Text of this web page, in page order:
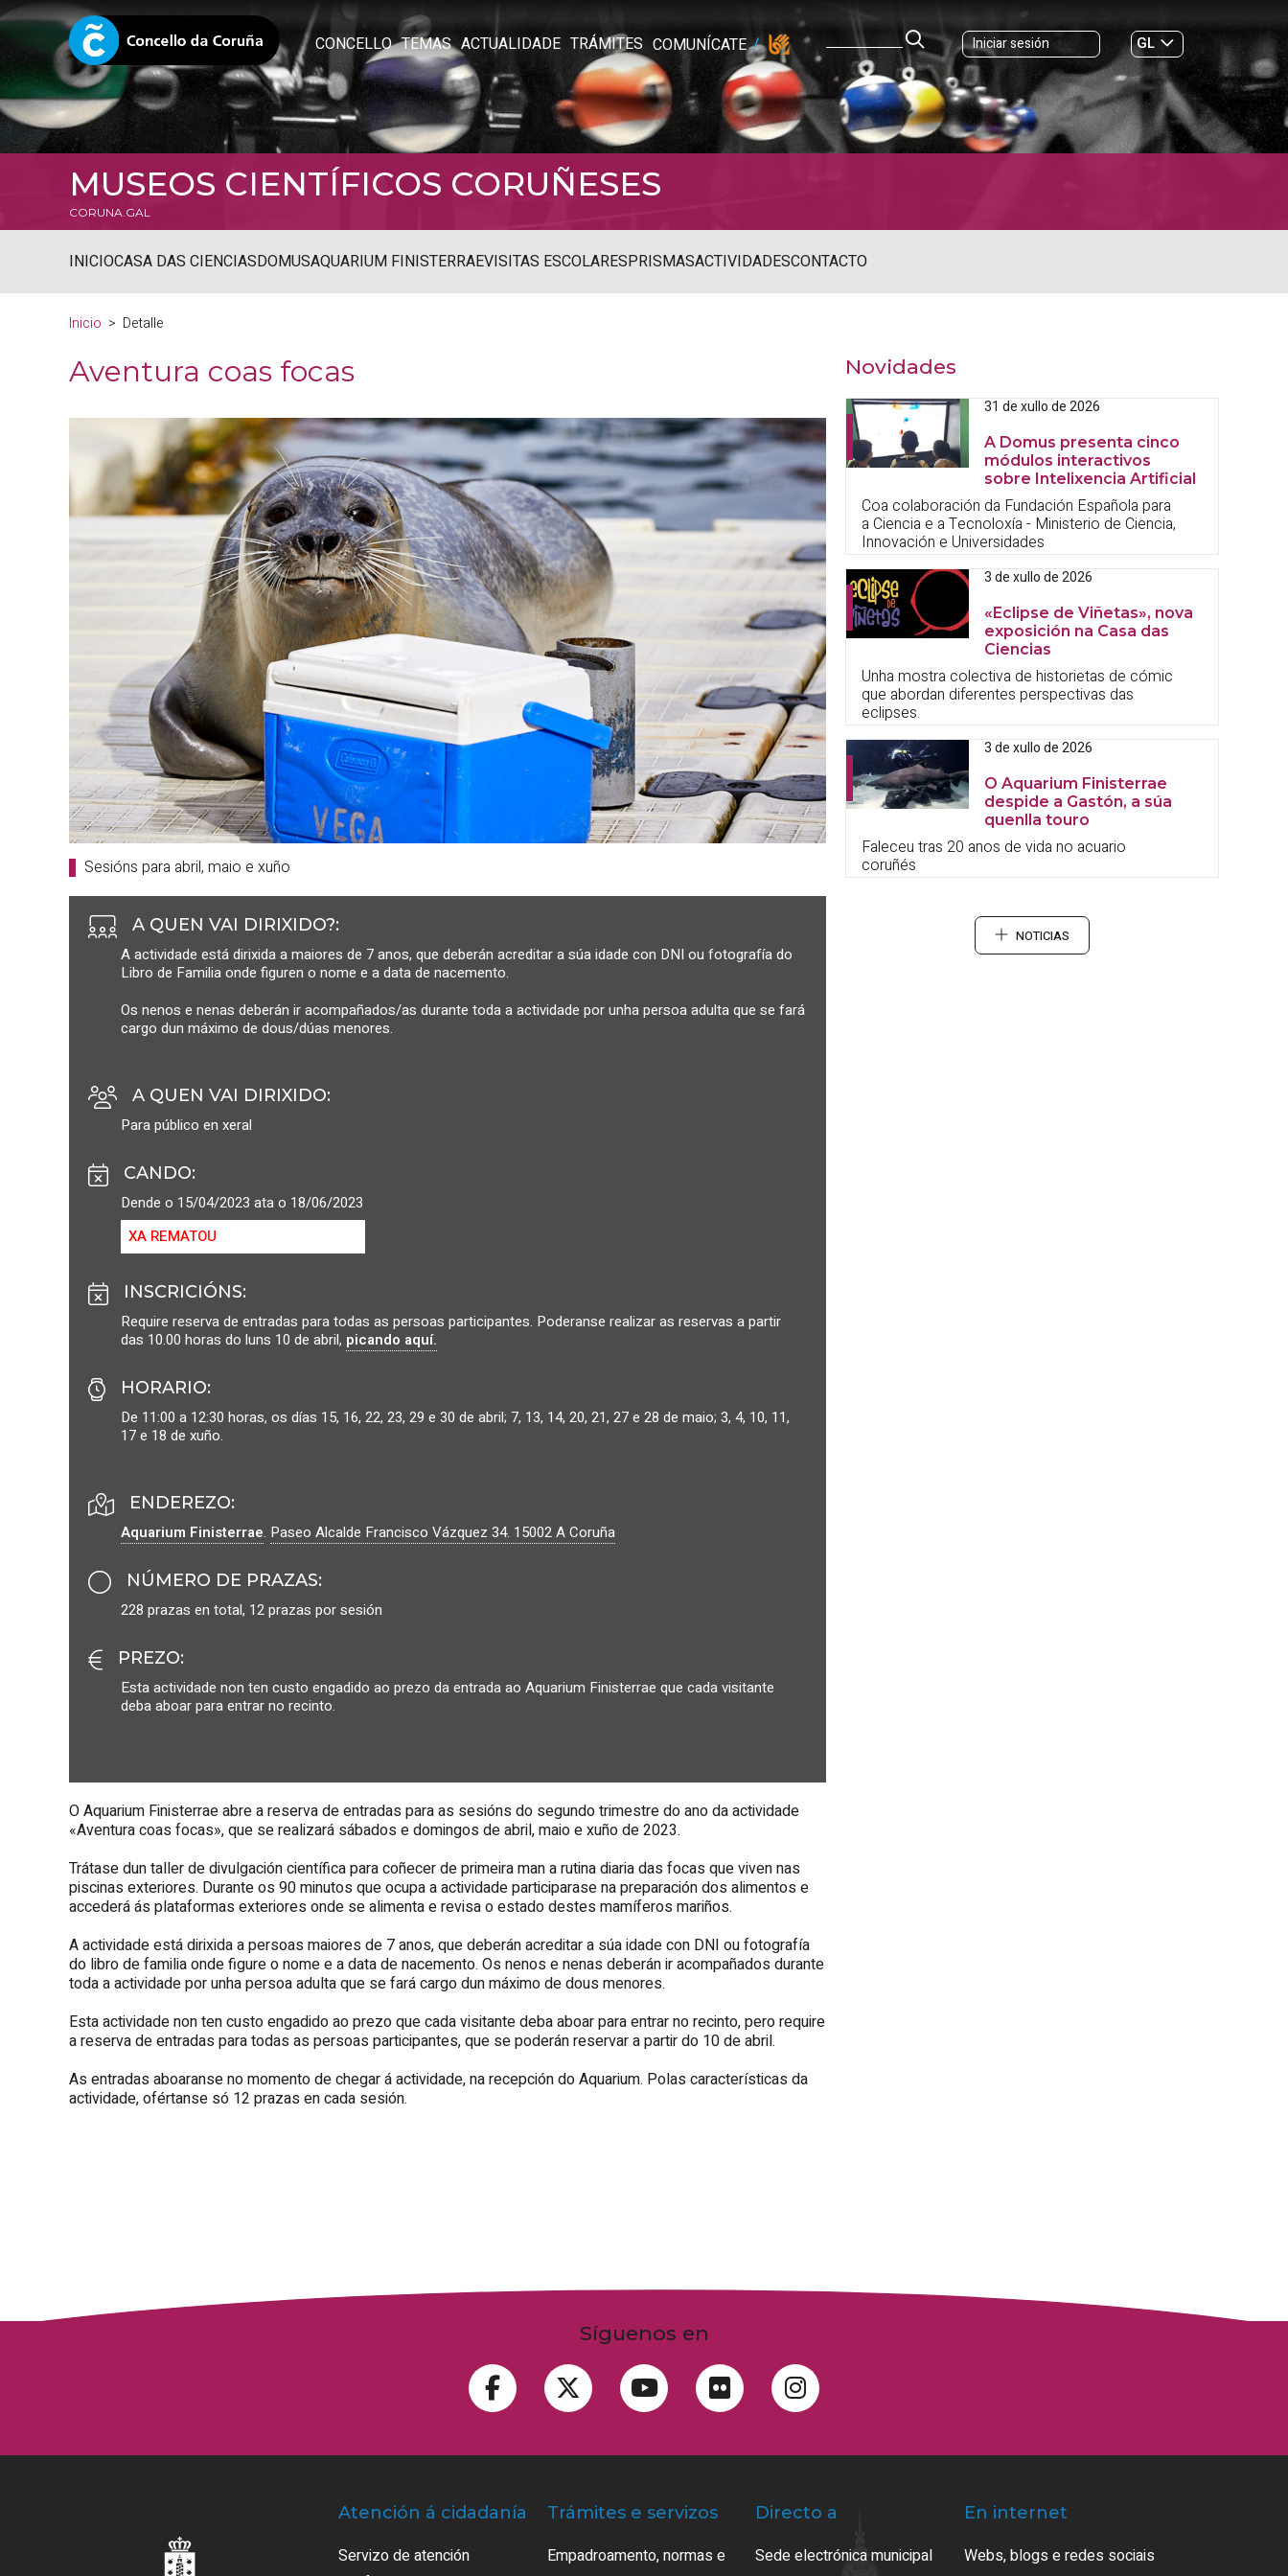
CONCELLO TEMAS ACTUALIDADE TRÁMITES COMUNÍCATE Iniciar sesión
GL
ES|
MUSEOS CIENTÍFICOS CORUÑESES
CORUNA.GAL
INICIOCASA DAS CIENCIASDOMUSAQUARIUM FINISTERRAEVISITAS ESCOLARESPRISMASACTIVIDADESCONTACTO
Inicio Detalle
Aventura coas focas
Sesións para abril, maio e xuño
A QUEN VAI DIRIXIDO?:
A actividade está dirixida a maiores de 7 anos, que deberán acreditar a súa idade con DNI ou fotografía do
Libro de Familia onde figuren o nome e a data de nacemento.
Os nenos e nenas deberán ir acompañados/as durante toda a actividade por unha persoa adulta que se fará
cargo dun máximo de dous/dúas menores.
A QUEN VAI DIRIXIDO:
Para público en xeral
CANDO:
Dende o 15/04/2023 ata o 18/06/2023
XA REMATOU
INSCRICIÓNS:
Require reserva de entradas para todas as persoas participantes. Poderanse realizar as reservas a partir
das 10.00 horas do luns 10 de abril, picando aquí.
HORARIO:
De 11:00 a 12:30 horas, os días 15, 16, 22, 23, 29 e 30 de abril; 7, 13, 14, 20, 21, 27 e 28 de maio; 3, 4, 10, 11,
17 e 18 de xuño.
ENDEREZO:
Aquarium Finisterrae. Paseo Alcalde Francisco Vázquez 34. 15002A Coruña
NÚMERO DE PRAZAS:
228 prazas en total, 12 prazas por sesión
PREZO:
Esta actividade non ten custo engadido ao prezo da entrada ao Aquarium Finisterrae que cada visitante
deba aboar para entrar no recinto.
O Aquarium Finisterrae abre a reserva de entradas para as sesións do segundo trimestre do ano da actividade
«Aventura coas focas», que se realizará sábados e domingos de abril, maio e xuño de 2023.
Trátase dun taller de divulgación científica para coñecer de primeira man a rutina diaria das focas que viven nas
piscinas exteriores. Durante os 90 minutos que ocupa a actividade participarase na preparación dos alimentos e
accederá ás plataformas exteriores onde se alimenta e revisa o estado destes mamíferos mariños.
A actividade está dirixida a persoas maiores de 7 anos, que deberán acreditar a súa idade con DNI ou fotografía
do libro de familia onde figure o nome e a data de nacemento. Os nenos e nenas deberán ir acompañados durante
toda a actividade por unha persoa adulta que se fará cargo dun máximo de dous menores.
Esta actividade non ten custo engadido ao prezo que cada visitante deba aboar para entrar no recinto, pero require
a reserva de entradas para todas as persoas participantes, que se poderán reservar a partir do 10 de abril.
As entradas aboaranse no momento de chegar á actividade, na recepción do Aquarium. Polas características da
actividade, ofértanse só 12 prazas en cada sesión.
Novidades
31 de xullo de 2026
A Domus presenta cinco
módulos interactivos
sobre Intelixencia Artificial
Coa colaboración da Fundación Española para
a Ciencia e a Tecnoloxía - Ministerio de Ciencia,
Innovación e Universidades
3 de xullo de 2026
«Eclipse de Viñetas», nova
exposición na Casa das
Ciencias
Unha mostra colectiva de historietas de cómic
que abordan diferentes perspectivas das
eclipses.
3 de xullo de 2026
O Aquarium Finisterrae
despide a Gastón, a súa
quenlla touro
Faleceu tras 20 anos de vida no acuario
coruñés
NOTICIAS
Síguenos en
Atención á cidadanía
Servizo de atención
Trámites e servizos
Empadroamento, normas e
Directo a
Sede electrónica municipal
En internet
Webs, blogs e redes sociais